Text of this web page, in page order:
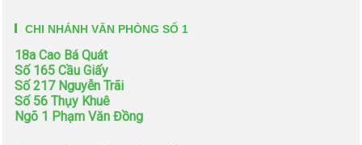
CHI NHÁNH VĂN PHÒNG SỐ 1
18a Cao Bá Quát
Số 165 Cầu Giấy
Số 217 Nguyễn Trãi
Số 56 Thụy Khuê
Ngõ 1 Phạm Văn Đồng